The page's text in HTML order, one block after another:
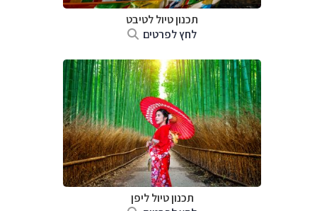
תכנון טיוללטיבט
לחץ לפרטים
תכנון טיולליפן